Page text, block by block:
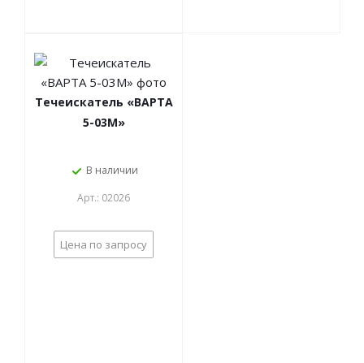
Течеискатель «ВАРТА
5-03М»
В наличии
Арт.: 02026
Цена по запросу